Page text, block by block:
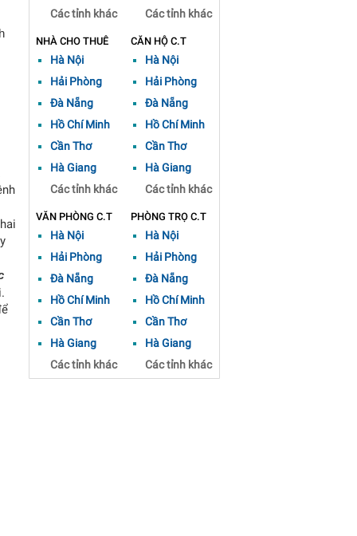
Các tỉnh khác
Các tỉnh khác
NHÀ CHO THUÊ
Hà Nội
Hải Phòng
Đà Nẵng
Hồ Chí Minh
Cần Thơ
Hà Giang
Các tỉnh khác
CĂN HỘ C.T
Hà Nội
Hải Phòng
Đà Nẵng
Hồ Chí Minh
Cần Thơ
Hà Giang
Các tỉnh khác
VĂN PHÒNG C.T
Hà Nội
Hải Phòng
Đà Nẵng
Hồ Chí Minh
Cần Thơ
Hà Giang
Các tỉnh khác
PHÒNG TRỌ C.T
Hà Nội
Hải Phòng
Đà Nẵng
Hồ Chí Minh
Cần Thơ
Hà Giang
Các tỉnh khác